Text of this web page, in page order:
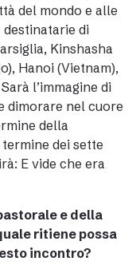
del mondo e alle
di
Kinshasha
Hanoi (Vietnam),
l’immagine di
dimorare nel cuore
della
dei sette
E vide che era
e della
ritiene possa
incontro?